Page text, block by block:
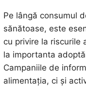
Pe lângă consumul
sănătoase, este
cu privire la riscurile
la importanta
Campaniile de
alimentația, ci și